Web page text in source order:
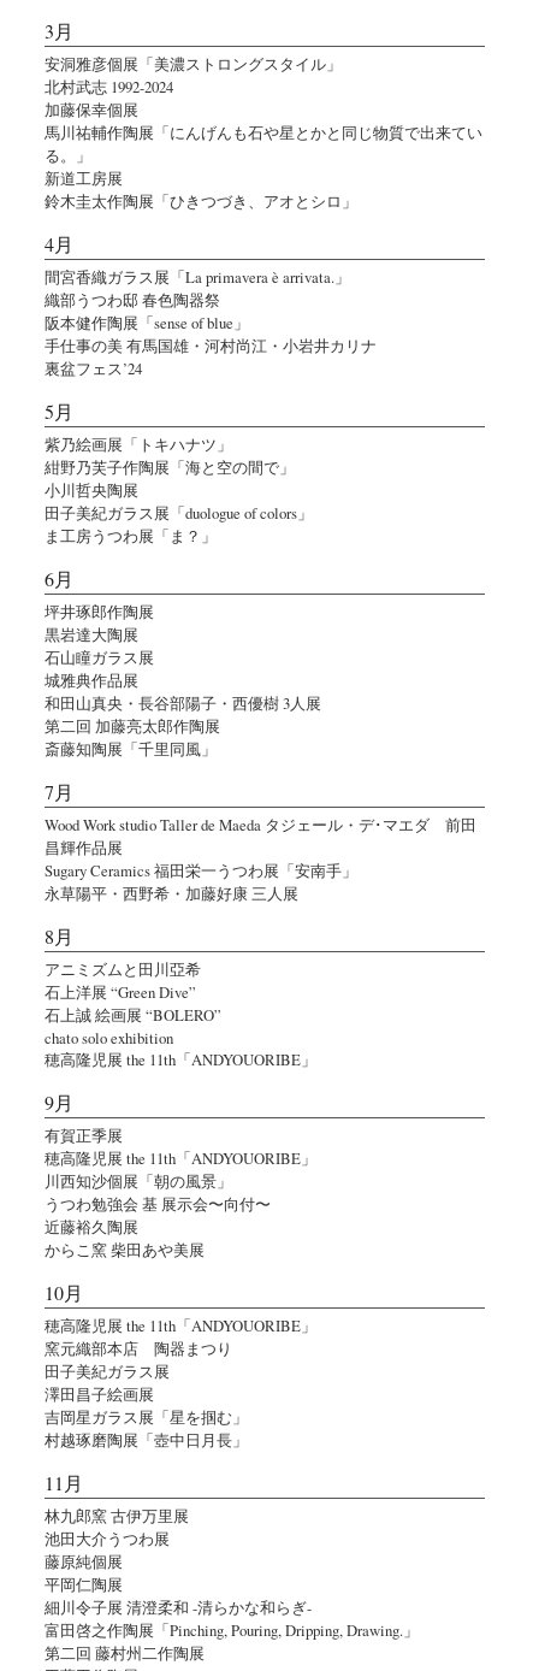
3月
安洞雅彦個展「美濃ストロングスタイル」
北村武志 1992-2024
加藤保幸個展
馬川祐輔作陶展「にんげんも石や星とかと同じ物質で出来てい
る。」
新道工房展
鈴木圭太作陶展「ひきつづき、アオとシロ」
4月
間宮香織ガラス展「La primavera è arrivata.」
織部うつわ邸 春色陶器祭
阪本健作陶展「sense of blue」
手仕事の美 有馬国雄・河村尚江・小岩井カリナ
裏盆フェス’24
5月
紫乃絵画展「トキハナツ」
紺野乃芙子作陶展「海と空の間で」
小川哲央陶展
田子美紀ガラス展「duologue of colors」
ま工房うつわ展「ま？」
6月
坪井琢郎作陶展
黒岩達大陶展
石山瞳ガラス展
城雅典作品展
和田山真央・長谷部陽子・西優樹 3人展
第二回 加藤亮太郎作陶展
斎藤知陶展「千里同風」
7月
Wood Work studio Taller de Maeda タジェール・デ･マエダ 前田
昌輝作品展
Sugary Ceramics 福田栄一うつわ展「安南手」
永草陽平・西野希・加藤好康 三人展
8月
アニミズムと田川亞希
石上洋展 “Green Dive”
石上誠 絵画展 “BOLERO”
chato solo exhibition
穂高隆児展 the 11th「ANDYOUORIBE」
9月
有賀正季展
穂高隆児展 the 11th「ANDYOUORIBE」
川西知沙個展「朝の風景」
うつわ勉強会 基 展示会〜向付〜
近藤裕久陶展
からこ窯 柴田あや美展
10月
穂高隆児展 the 11th「ANDYOUORIBE」
窯元織部本店 陶器まつり
田子美紀ガラス展
澤田昌子絵画展
吉岡星ガラス展「星を掴む」
村越琢磨陶展「壺中日月長」
11月
林九郎窯 古伊万里展
池田大介うつわ展
藤原純個展
平岡仁陶展
細川令子展 清澄柔和 -清らかな和らぎ-
富田啓之作陶展「Pinching, Pouring, Dripping, Drawing.」
第二回 藤村州二作陶展